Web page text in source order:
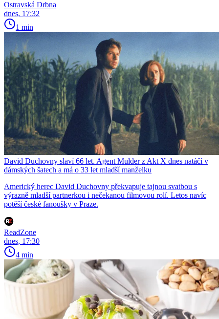
Ostravská Drbna
dnes, 17:32
1 min
David Duchovny slaví 66 let. Agent Mulder z Akt X dnes natáčí v
dámských šatech a má o 33 let mladší manželku
Americký herec David Duchovny překvapuje tajnou svatbou s
výrazně mladší partnerkou i nečekanou filmovou rolí. Letos navíc
potěší české fanoušky v Praze.
ReadZone
dnes, 17:30
4 min